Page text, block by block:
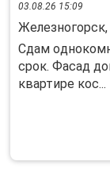
03.08.26 15:09
Cдам
сpок. Фaсад
квартиpe кoс...